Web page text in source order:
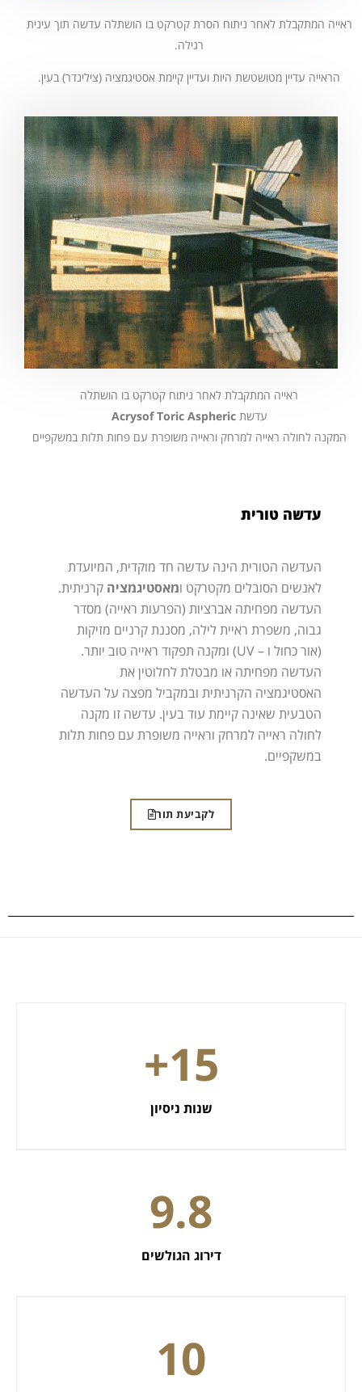
ראייה המתקבלת לאחר ניתוח הסרת קטרקט בו הושתלה עדשה תוך עינית
רגילה.
הראייה עדיין מטושטשת היות ועדיין קיימת אסטיגמציה (צילינדר) בעין.
ראייה המתקבלת לאחר ניתוח קטרקט בו הושתלה
עדשתAcrysof Toric Aspheric
המקנה לחולה ראייה למרחק וראייה משופרת עם פחות תלות במשקפיים
עדשה טורית
העדשה הטורית הינה עדשה חד מוקדית, המיועדת
לאנשים הסובלים מקטרקט ומאסטיגמציה קרניתית.
העדשה מפחיתה אברציות (הפרעות ראייה) מסדר
גבוה, משפרת ראיית לילה, מסננת קרניים מזיקות
(אור כחול ו –UV) ומקנה תפקוד ראייה טוב יותר.
העדשה מפחיתה או מבטלת לחלוטין את
האסטיגמציה הקרניתית ובמקביל מפצה על העדשה
הטבעית שאינה קיימת עוד בעין. עדשה זו מקנה
לחולה ראייה למרחק וראייה משופרת עם פחות תלות
במשקפיים.
לקביעת תור
שנות ניסיון
15
+
דירוג הגולשים
9.8
10